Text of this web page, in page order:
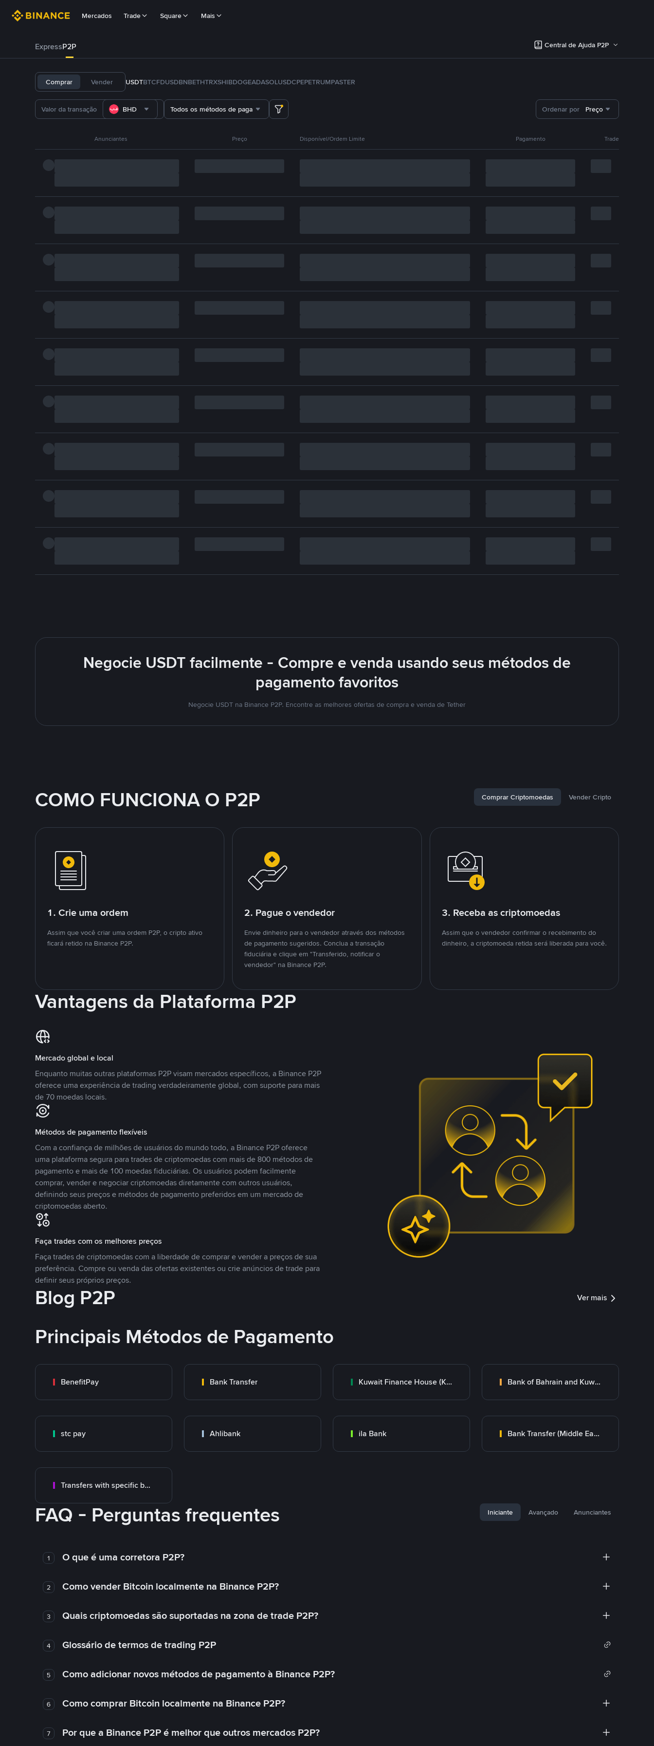
Mercados Trade Square Mais
ExpressP2P Central de Ajuda P2P
Comprar Vender USDTBTCFDUSDBNBETHTRXSHIBDOGEADASOLUSDCPEPETRUMPASTER
BHD Todos os métodos de pagamento Ordenar por Preço
Anunciantes Preço Disponível/Ordem Limite Pagamento Trade
Negocie USDT facilmente - Compre e venda usando seus métodos de
pagamento favoritos
Negocie USDT na Binance P2P. Encontre as melhores ofertas de compra e venda de Tether
COMO FUNCIONA O P2P Comprar Criptomoedas Vender Cripto
1. Crie uma ordem
Assim que você criar uma ordem P2P, o cripto ativo
ficará retido na Binance P2P.
2. Pague o vendedor
Envie dinheiro para o vendedor através dos métodos
de pagamento sugeridos. Conclua a transação
fiduciária e clique em "Transferido, notificar o
vendedor" na Binance P2P.
3. Receba as criptomoedas
Assim que o vendedor confirmar o recebimento do
dinheiro, a criptomoeda retida será liberada para você.
Vantagens da Plataforma P2P
Mercado global e local
Enquanto muitas outras plataformas P2P visam mercados específicos, a Binance P2P
oferece uma experiência de trading verdadeiramente global, com suporte para mais
de 70 moedas locais.
Métodos de pagamento flexíveis
Com a confiança de milhões de usuários do mundo todo, a Binance P2P oferece
uma plataforma segura para trades de criptomoedas com mais de 800 métodos de
pagamento e mais de 100 moedas fiduciárias. Os usuários podem facilmente
comprar, vender e negociar criptomoedas diretamente com outros usuários,
definindo seus preços e métodos de pagamento preferidos em um mercado de
criptomoedas aberto.
Faça trades com os melhores preços
Faça trades de criptomoedas com a liberdade de comprar e vender a preços de sua
preferência. Compre ou venda das ofertas existentes ou crie anúncios de trade para
definir seus próprios preços.
Blog P2P Ver mais
Principais Métodos de Pagamento
BenefitPay Bank Transfer Kuwait Finance House (KFH) Bank of Bahrain and Kuwait B.S.C.
stc pay Ahlibank ila Bank Bank Transfer (Middle East)
Transfers with specific bank
FAQ - Perguntas frequentes Iniciante Avançado Anunciantes
1 O que é uma corretora P2P?
2 Como vender Bitcoin localmente na Binance P2P?
3 Quais criptomoedas são suportadas na zona de trade P2P?
4 Glossário de termos de trading P2P
5 Como adicionar novos métodos de pagamento à Binance P2P?
6 Como comprar Bitcoin localmente na Binance P2P?
7 Por que a Binance P2P é melhor que outros mercados P2P?